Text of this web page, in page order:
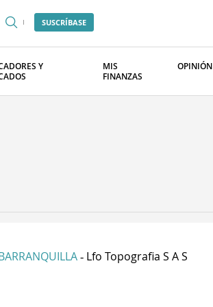
SUSCRÍBASE
Y
MIS
FINANZAS
OPINIÓN
- Lfo Topografia S A S